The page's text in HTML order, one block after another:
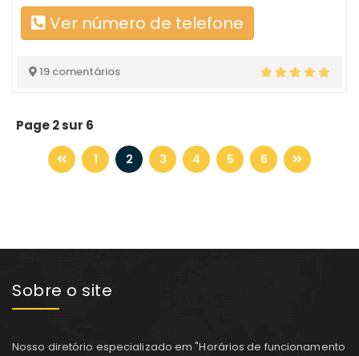
Ver número de telefone
19 comentários
Page 2 sur 6
1 2 3 4 5 6
Sobre o site
Nosso diretório especializado em "Horários de funcionamento